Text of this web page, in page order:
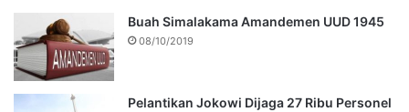
Buah Simalakama Amandemen UUD 1945
08/10/2019
Pelantikan Jokowi Dijaga 27 Ribu Personel